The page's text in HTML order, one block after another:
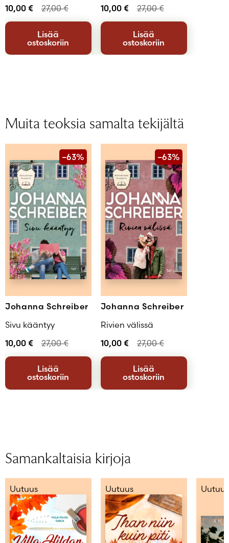
10,00 € 27,00€
Lisää
ostoskoriin
10,00 € 27,00€
Lisää
ostoskoriin
Muita teoksia samalta tekijältä
–63%
Johanna Schreiber
Sivu kääntyy
10,00 € 27,00€
Lisää
ostoskoriin
–63%
Johanna Schreiber
Rivien välissä
10,00 € 27,00€
Lisää
ostoskoriin
Samankaltaisia kirjoja
Uutuus Uutuus Uutuus